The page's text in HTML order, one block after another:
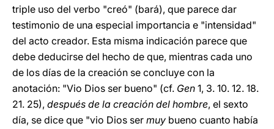
triple uso del verbo "creó" (bará), que parece dar
testimonio de una especial importancia e "intensidad"
del acto creador. Esta misma indicación parece que
debe deducirse del hecho de que, mientras cada uno
de los días de la creación se concluye con la
anotación: "Vio Dios ser bueno" (cf. Gen 1, 3. 10. 12. 18.
21. 25), después de la creación del hombre, el sexto
día, se dice que "vio Dios ser muy bueno cuanto había